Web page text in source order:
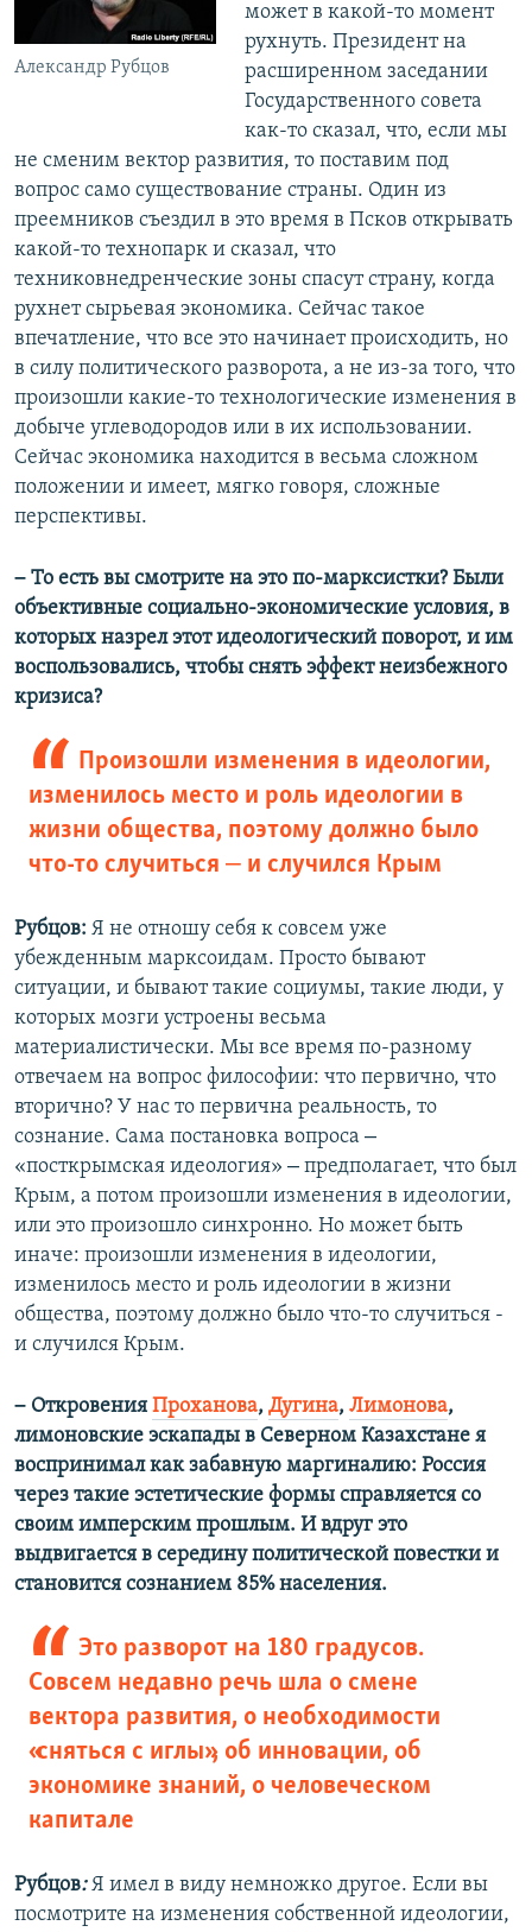
Александр Рубцов
может в какой-то момент
рухнуть. Президент на
расширенном заседании
Государственного совета
как-то сказал, что, если мы
не сменим вектор развития, то поставим под
вопрос само существование страны. Один из
преемников съездил в это время в Псков открывать
какой-то технопарк и сказал, что
техниковнедренческие зоны спасут страну, когда
рухнет сырьевая экономика. Сейчас такое
впечатление, что все это начинает происходить, но
в силу политического разворота, а не из-за того, что
произошли какие-то технологические изменения в
добыче углеводородов или в их использовании.
Сейчас экономика находится в весьма сложном
положении и имеет, мягко говоря, сложные
перспективы.
– То есть вы смотрите на это по-марксистки? Были
объективные социально-экономические условия, в
которых назрел этот идеологический поворот, и им
воспользовались, чтобы снять эффект неизбежного
кризиса?
Произошли изменения в идеологии,
изменилось место и роль идеологии в
жизни общества, поэтому должно было
что-то случиться – и случился Крым
Рубцов: Я не отношу себя к совсем уже
убежденным марксоидам. Просто бывают
ситуации, и бывают такие социумы, такие люди, у
которых мозги устроены весьма
материалистически. Мы все время по-разному
отвечаем на вопрос философии: что первично, что
вторично? У нас то первична реальность, то
сознание. Сама постановка вопроса –
«посткрымская идеология» – предполагает, что был
Крым, а потом произошли изменения в идеологии,
или это произошло синхронно. Но может быть
иначе: произошли изменения в идеологии,
изменилось место и роль идеологии в жизни
общества, поэтому должно было что-то случиться -
и случился Крым.
– Откровения Проханова, Дугина, Лимонова,
лимоновские эскапады в Северном Казахстане я
воспринимал как забавную маргиналию: Россия
через такие эстетические формы справляется со
своим имперским прошлым. И вдруг это
выдвигается в середину политической повестки и
становится сознанием 85% населения.
Это разворот на 180 градусов.
Совсем недавно речь шла о смене
вектора развития, о необходимости
«сняться с иглы», об инновации, об
экономике знаний, о человеческом
капитале
Рубцов:Я имел в виду немножко другое. Если вы
посмотрите на изменения собственной идеологии,